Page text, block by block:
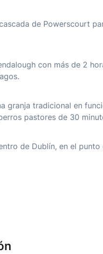
de Powerscourt
con más de 2
granja tradicional en
pastores de 30
de Dublín, en el punto